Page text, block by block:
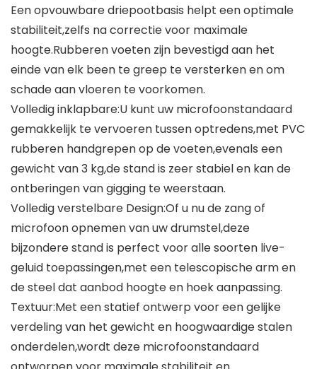
Een opvouwbare driepootbasis helpt een optimale
stabiliteit,zelfs na correctie voor maximale
hoogte.Rubberen voeten zijn bevestigd aan het
einde van elk been te greep te versterken en om
schade aan vloeren te voorkomen.
Volledig inklapbare:U kunt uw microfoonstandaard
gemakkelijk te vervoeren tussen optredens,met PVC
rubberen handgrepen op de voeten,evenals een
gewicht van 3 kg,de stand is zeer stabiel en kan de
ontberingen van gigging te weerstaan.
Volledig verstelbare Design:Of u nu de zang of
microfoon opnemen van uw drumstel,deze
bijzondere stand is perfect voor alle soorten live-
geluid toepassingen,met een telescopische arm en
de steel dat aanbod hoogte en hoek aanpassing.
Textuur:Met een statief ontwerp voor een gelijke
verdeling van het gewicht en hoogwaardige stalen
onderdelen,wordt deze microfoonstandaard